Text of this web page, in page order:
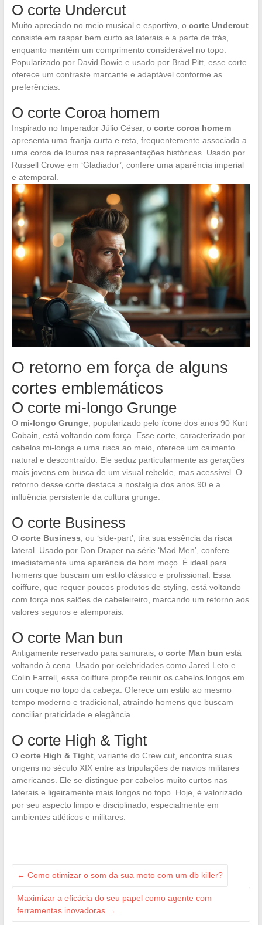
O corte Undercut
Muito apreciado no meio musical e esportivo, o corte Undercut
consiste em raspar bem curto as laterais e a parte de trás,
enquanto mantém um comprimento considerável no topo.
Popularizado por David Bowie e usado por Brad Pitt, esse corte
oferece um contraste marcante e adaptável conforme as
preferências.
O corte Coroa homem
Inspirado no Imperador Júlio César, o corte coroa homem
apresenta uma franja curta e reta, frequentemente associada a
uma coroa de louros nas representações históricas. Usado por
Russell Crowe em ‘Gladiador’, confere uma aparência imperial
e atemporal.
O retorno em força de alguns
cortes emblemáticos
O corte mi-longo Grunge
O mi-longo Grunge, popularizado pelo ícone dos anos 90 Kurt
Cobain, está voltando com força. Esse corte, caracterizado por
cabelos mi-longs e uma risca ao meio, oferece um caimento
natural e descontraído. Ele seduz particularmente as gerações
mais jovens em busca de um visual rebelde, mas acessível. O
retorno desse corte destaca a nostalgia dos anos 90 e a
influência persistente da cultura grunge.
O corte Business
O corte Business, ou ‘side-part’, tira sua essência da risca
lateral. Usado por Don Draper na série ‘Mad Men’, confere
imediatamente uma aparência de bom moço. É ideal para
homens que buscam um estilo clássico e profissional. Essa
coiffure, que requer poucos produtos de styling, está voltando
com força nos salões de cabeleireiro, marcando um retorno aos
valores seguros e atemporais.
O corte Man bun
Antigamente reservado para samurais, o corte Man bun está
voltando à cena. Usado por celebridades como Jared Leto e
Colin Farrell, essa coiffure propõe reunir os cabelos longos em
um coque no topo da cabeça. Oferece um estilo ao mesmo
tempo moderno e tradicional, atraindo homens que buscam
conciliar praticidade e elegância.
O corte High & Tight
O corte High & Tight, variante do Crew cut, encontra suas
origens no século XIX entre as tripulações de navios militares
americanos. Ele se distingue por cabelos muito curtos nas
laterais e ligeiramente mais longos no topo. Hoje, é valorizado
por seu aspecto limpo e disciplinado, especialmente em
ambientes atléticos e militares.
← Como otimizar o som da sua moto com um db killer?
Maximizar a eficácia do seu papel como agente com
ferramentas inovadoras →